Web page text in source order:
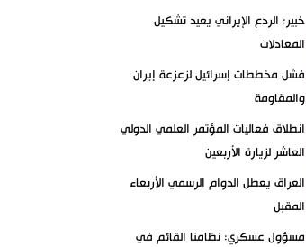
خبير: الردع الإيراني يعيد تشكيل
المعادلات
فشل مخططات إسرائيل لزعزعة إيران
والمقاومة
انطلاق فعاليات المؤتمر العلمي الدولي
العاشر لزيارة الأربعين
العراق يعطل الدوام الرسمي الأربعاء
المقبل
مسؤول عسكري: نظامنا القائم في